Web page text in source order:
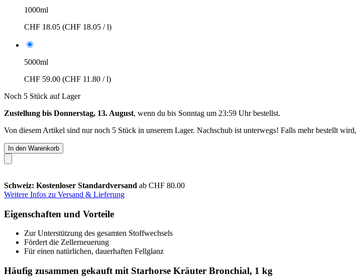
1000ml
CHF 18.05 (CHF 18.05 / l)
5000ml
CHF 59.00 (CHF 11.80 / l)
Noch 5 Stück auf Lager
Zustellung bis Donnerstag, 13. August, wenn du bis Sonntag um 23:59 Uhrbestellst.
Von diesem Artikel sind nur noch 5 Stück in unserem Lager. Nachschub ist unterwegs! Falls mehr bestellt
In den Warenkorb
Schweiz: Kostenloser Standardversand ab CHF 80.00
Weitere Infos zu Versand & Lieferung
Eigenschaften und Vorteile
Zur Unterstützung des gesamten Stoffwechsels
Fördert die Zellerneuerung
Für einen natürlichen, dauerhaften Fellglanz
Häufig zusammen gekauft mit Starhorse Kräuter Bronchial, 1 kg